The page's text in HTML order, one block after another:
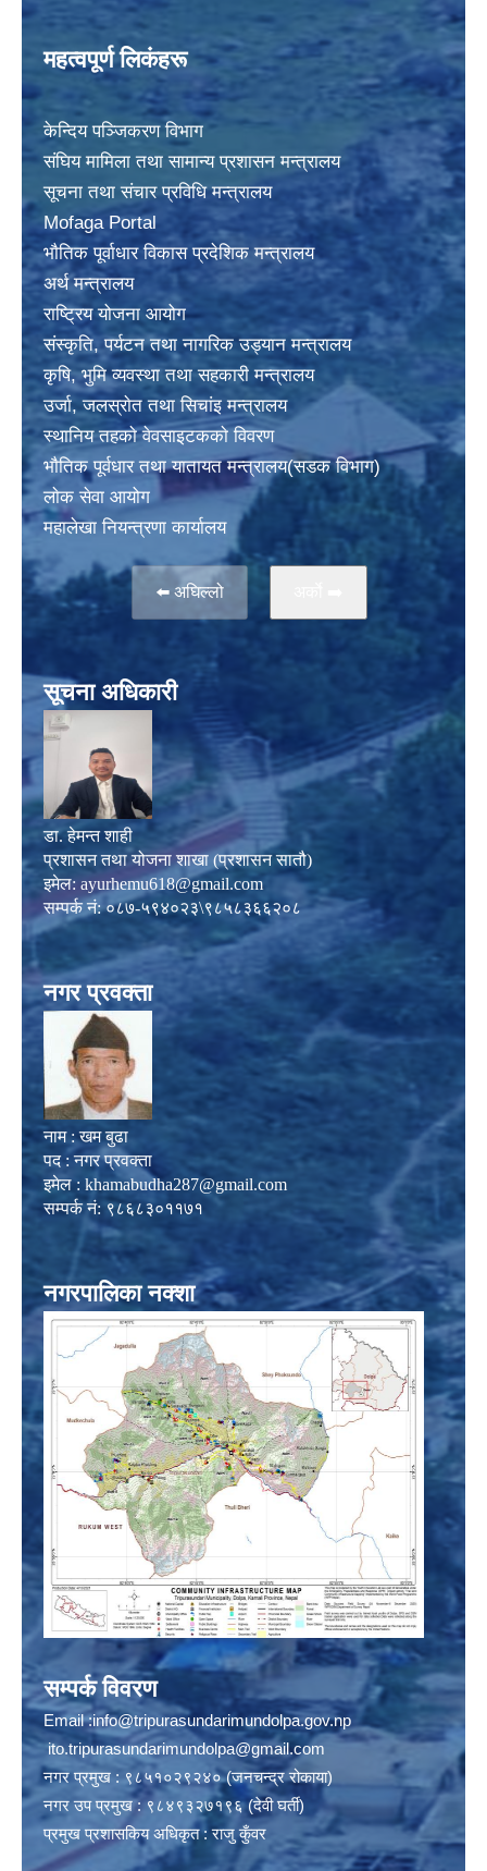
महत्वपूर्ण लिकंहरू
केन्दिय पञ्जिकरण विभाग
संघिय मामिला तथा सामान्य प्रशासन मन्त्रालय
सूचना तथा संचार प्रविधि मन्त्रालय
Mofaga Portal
भाैतिक पूर्वाधार विकास प्रदेशिक मन्त्रालय
अर्थ मन्त्रालय
राष्ट्रिय योजना आयोग
संस्कृति, पर्यटन तथा नागरिक उड्यान मन्त्रालय
कृषि, भुमि व्यवस्था तथा सहकारी मन्त्रालय
उर्जा, जलस्राेत तथा सिचांइ मन्त्रालय
स्थानिय तहकाे वेवसाइटककाे विवरण
भाैतिक पूर्वधार तथा यातायत मन्त्रालय(सडक विभाग)
लाेक सेवा आयोग
महालेखा नियन्त्रणा कार्यालय
⬅️ अघिल्लो
सूचना अधिकारी
डा. हेमन्त शाही
प्रशासन तथा योजना शाखा (प्रशासन सातौ)
इमेल: ayurhemu618@gmail.com
सम्पर्क नं: ०८७-५९४०२३\९८५८३६६२०८
नगर प्रवक्ता
नाम : खम बुढा
पद : नगर प्रवक्ता
इमेल : khamabudha287@gmail.com
सम्पर्क नं: ९८६८३०११७१
नगरपालिका नक्शा
सम्पर्क विवरण
Email :info@tripurasundarimundolpa.gov.np
ito.tripurasundarimundolpa@gmail.com
नगर प्रमुख : ९८५१०२९२४० (जनचन्द्र रोकाया)
नगर उप प्रमुख : ९८४९३२७१९६ (देवी घर्ती)
प्रमुख प्रशासकिय अधिकृत : राजु कुँवर